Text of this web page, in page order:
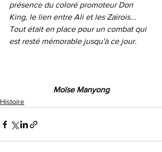
présence du coloré promoteur Don
King, le lien entre Ali et les Zaïrois...
Tout était en place pour un combat qui
est resté mémorable jusqu'à ce jour.
Moïse Manyong
Histoire